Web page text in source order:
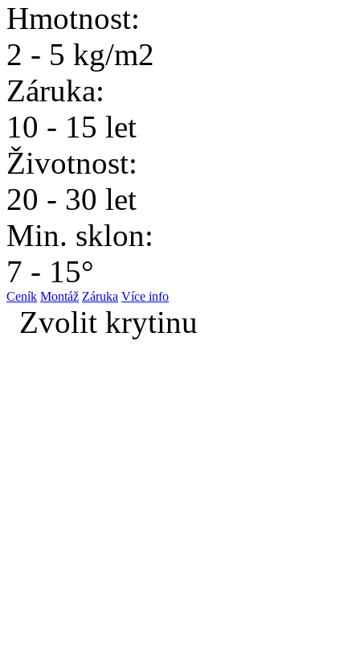
Hmotnost:
2 - 5 kg/m2
Záruka:
10 - 15 let
Životnost:
20 - 30 let
Min. sklon:
7 - 15°
Ceník Montáž Záruka Více info
Zvolit krytinu